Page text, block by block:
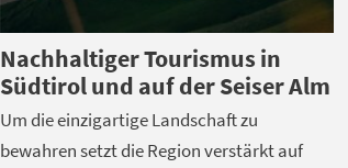
Nachhaltiger Tourismus in
Südtirol und auf der Seiser Alm
Um die einzigartige Landschaft zu
bewahren setzt die Region verstärkt auf